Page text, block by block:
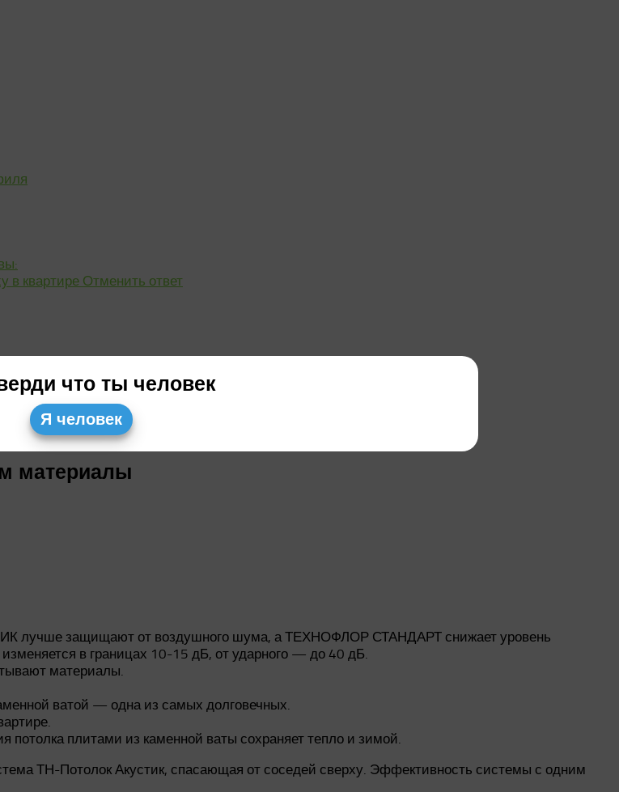
в квартире Отменить ответ
материалы
лучше защищают от воздушного шума, а ТЕХНОФЛОР СТАНДАРТ снижает уровень
в границах 10-15 дБ, от ударного — до 40 дБ.
материалы.
ватой — одна из самых долговечных.
потолка плитами из каменной ваты сохраняет тепло и зимой.
ТН-Потолок Акустик, спасающая от соседей сверху. Эффективность системы с одним
что ты человек
Я человек